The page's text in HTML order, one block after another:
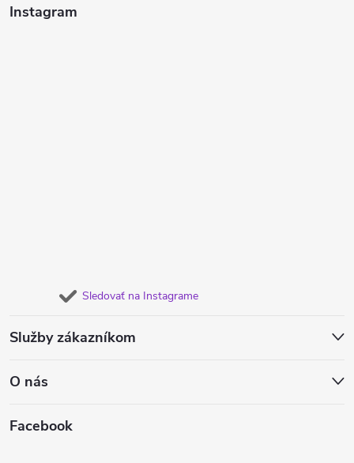
Instagram
Sledovať na Instagrame
Služby zákazníkom
O nás
Facebook